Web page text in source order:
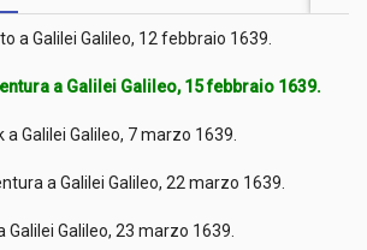
a Galilei Galileo, 12 febbraio 1639.
a Galilei Galileo, 15 febbraio 1639.
a Galilei Galileo, 7 marzo 1639.
a Galilei Galileo, 22 marzo 1639.
Galileo, 23 marzo 1639.